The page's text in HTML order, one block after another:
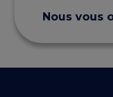
Nous vous